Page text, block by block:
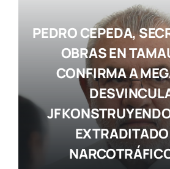
PEDRO CEPEDA,
OBRAS EN
CONFIRMA A
JF